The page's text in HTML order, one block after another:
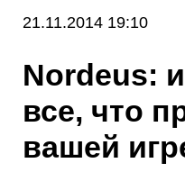
21.11.2014 19:10
Nordeus:
все, что
вашей